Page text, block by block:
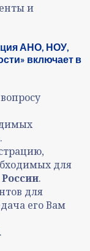
и
АНО, НОУ,
включает в
для
.
для
его Вам